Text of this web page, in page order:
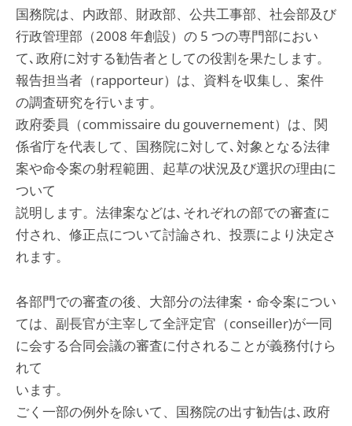
国務院は、内政部、財政部、公共工事部、社会部及び
行政管理部（2008 年創設）の 5 つの専門部におい
て､政府に対する勧告者としての役割を果たします。
報告担当者（rapporteur）は、資料を収集し、案件
の調査研究を行います。
政府委員（commissaire du gouvernement）は、関
係省庁を代表して、国務院に対して､対象となる法律
案や命令案の射程範囲、起草の状況及び選択の理由に
ついて
説明します。法律案などは､それぞれの部での審査に
付され、修正点について討論され、投票により決定さ
れます。
各部門での審査の後、大部分の法律案・命令案につい
ては、副長官が主宰して全評定官（conseiller)が一同
に会する合同会議の審査に付されることが義務付けら
れて
います。
ごく一部の例外を除いて、国務院の出す勧告は､政府